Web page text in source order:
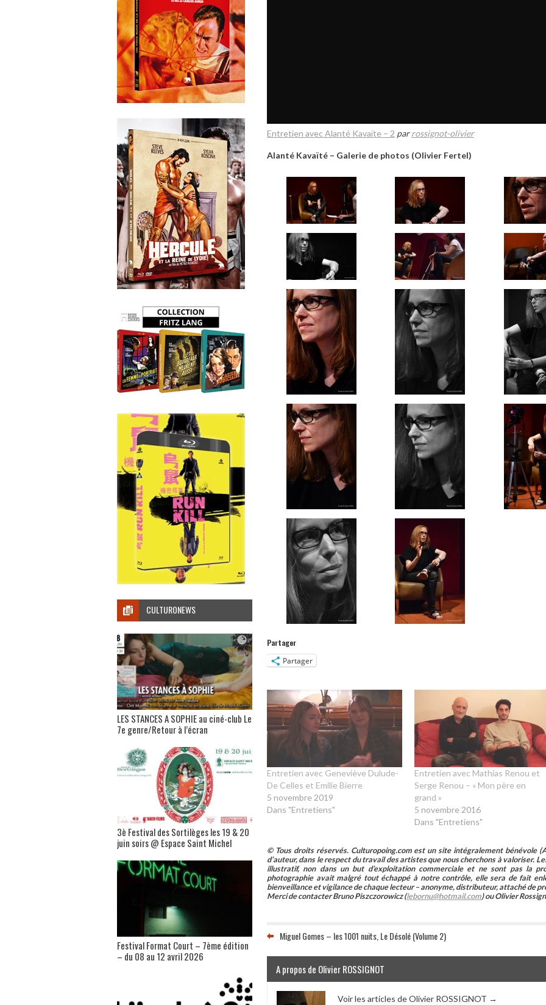
Entretien avec Alanté Kavaïte – 2 parrossignot-olivier
Alanté Kavaïté – Galerie de photos (Olivier Fertel)
Partager
Partager
Entretien avec Geneviève Dulude-
De Celles et Emilie Bierre
5 novembre 2019
Dans "Entretiens"
Entretien avec Mathias Renou et
Serge Renou – « Mon père en
grand »
5 novembre 2016
Dans "Entretiens"
© Tous droits réservés. Culturopoing.com est un site intégralement bénévole
d’auteur, dans le respect du travail des artistes que nous cherchons à valoriser.
illustratif, non dans un but d’exploitation commerciale et ne sont pas la
photographie avait malgré tout échappé à notre contrôle, elle sera de fait
bienveillance et vigilance de chaque lecteur – anonyme, distributeur, attaché de
Merci de contacter Bruno Piszczorowicz (lebornu@hotmail.com) ou Olivier
Miguel Gomes – les 1001 nuits, Le Désolé (Volume 2)
A propos de Olivier ROSSIGNOT
Voir les articles de Olivier ROSSIGNOT →
CULTURONEWS
LES STANCES A SOPHIE au ciné-club Le
7e genre/Retour à l’écran
3è Festival des Sortilèges les 19 & 20
juin soirs @ Espace Saint Michel
Festival Format Court – 7ème édition
– du 08 au 12 avril 2026